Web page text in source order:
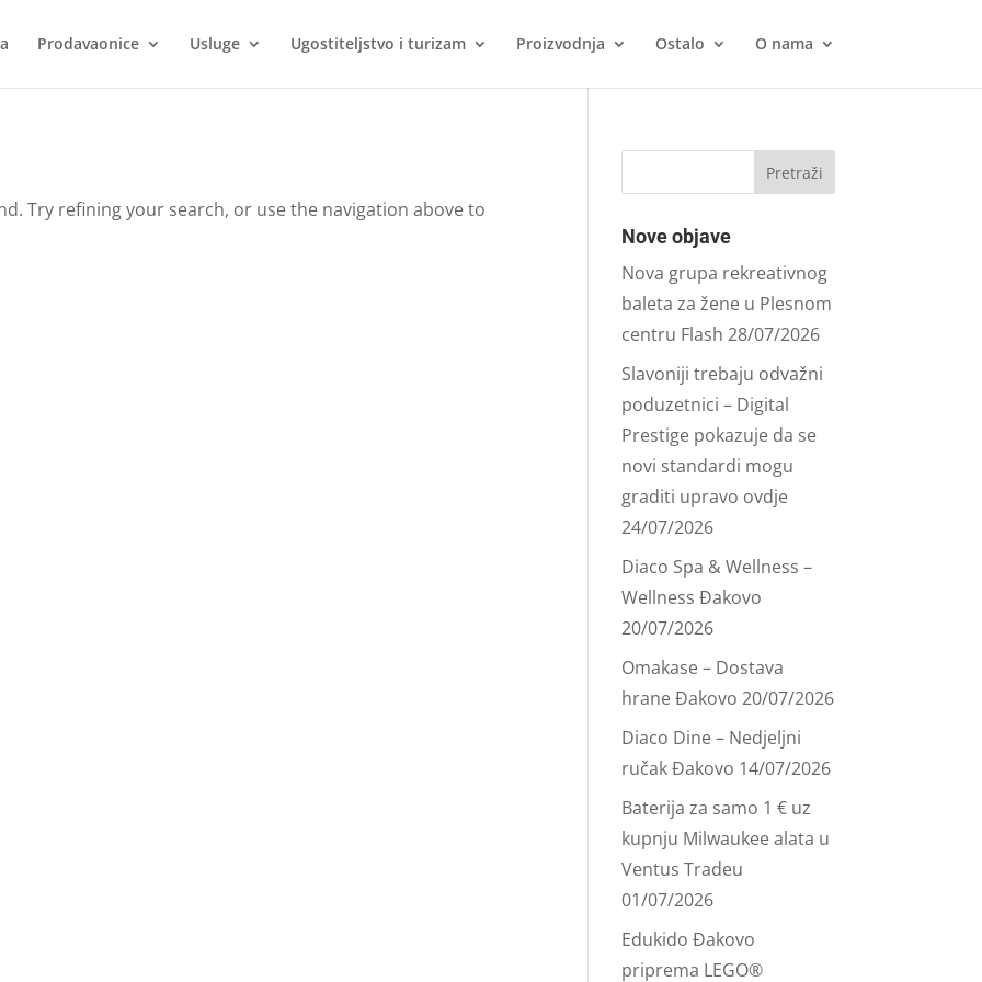
Prodavaonice Usluge Ugostiteljstvo i turizam Proizvodnja Ostalo O nama
Try refining your search, or use the navigation above to
Nove objave
Nova grupa rekreativnog
baleta za žene u Plesnom
centru Flash 28/07/2026
Slavoniji trebaju odvažni
poduzetnici – Digital
Prestige pokazuje da se
novi standardi mogu
graditi upravo ovdje
24/07/2026
Diaco Spa & Wellness –
Wellness Đakovo
20/07/2026
Omakase – Dostava
hrane Đakovo 20/07/2026
Diaco Dine – Nedjeljni
ručak Đakovo 14/07/2026
Baterija za samo 1 € uz
kupnju Milwaukee alata u
Ventus Tradeu
01/07/2026
Edukido Đakovo
priprema LEGO®